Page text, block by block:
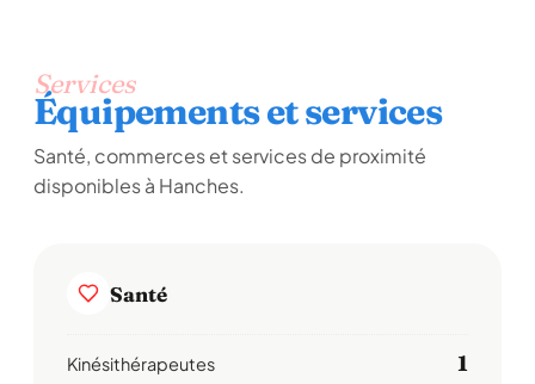
Services
Équipements et services
Santé, commerces et services de proximité
disponibles à Hanches.
Santé
Kinésithérapeutes 1